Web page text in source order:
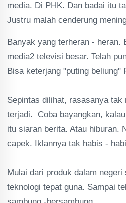
media. Di PHK. Dan badai itu
Justru malah cenderung
Banyak yang terheran - heran.
media2 televisi besar. Telah
Bisa keterjang "puting beliung"
Sepintas dilihat, rasasanya tak
terjadi. Coba bayangkan,
itu siaran berita. Atau hiburan.
capek. Iklannya tak habis -
Mulai dari produk dalam
teknologi tepat guna. Sampai